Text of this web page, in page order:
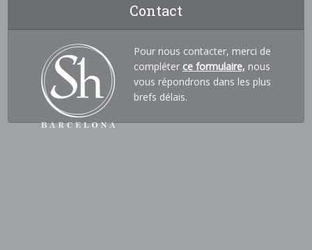
Contact
Pour nous contacter, merci de
compléter ce formulaire, nous
vous répondrons dans les plus
brefs délais.